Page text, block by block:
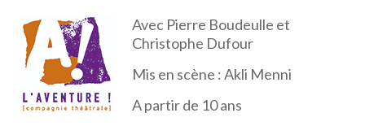
Avec Pierre Boudeulle et
Christophe Dufour
Mis en scène : Akli Menni
A partir de 10 ans